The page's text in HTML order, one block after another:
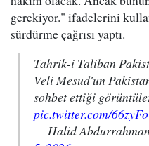
gerekiyor." ifadelerini
sürdürme çağrısı yaptı.
Tahrik-i Taliban
Veli Mesud'un
sohbet ettiği
pic.twitter.com/
— Halid